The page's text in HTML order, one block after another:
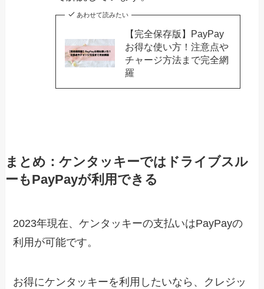
あわせて読みたい
【完全保存版】PayPay
お得な使い方！注意点や
チャージ方法まで完全網
羅
まとめ：ケンタッキーではドライブスル
ーもPayPayが利用できる
2023年現在、ケンタッキーの支払いはPayPayの
利用が可能です。
お得にケンタッキーを利用したいなら、クレジッ